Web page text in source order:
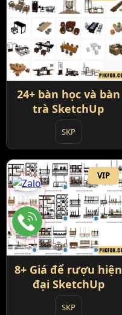
24+ bàn học và bàn
trà SketchUp
SKP
VIP
8+ Giá để rượu hiện
đại SketchUp
SKP